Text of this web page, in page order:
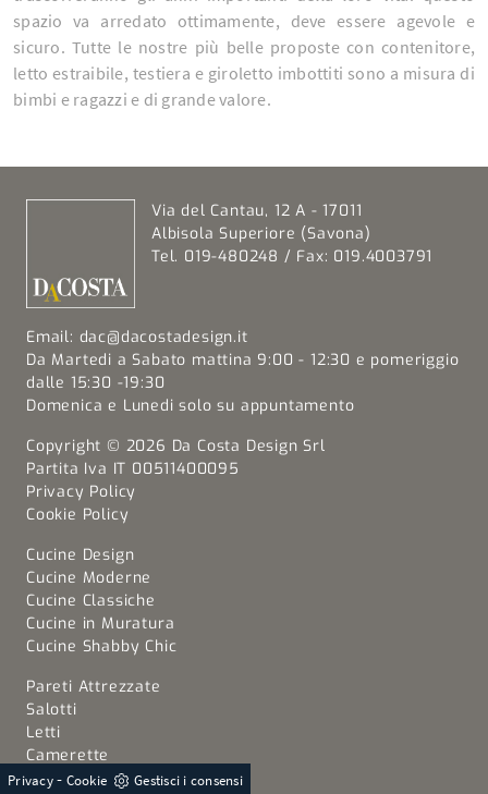
spazio va arredato ottimamente, deve essere agevole e
sicuro. Tutte le nostre più belle proposte con contenitore,
letto estraibile, testiera e giroletto imbottiti sono a misura di
bimbi e ragazzi e di grande valore.
Via del Cantau, 12 A - 17011
Albisola Superiore (Savona)
Tel. 019-480248 / Fax: 019.4003791
Email: dac@dacostadesign.it
Da Martedi a Sabato mattina 9:00 - 12:30 e pomeriggio
dalle 15:30 -19:30
Domenica e Lunedi solo su appuntamento
Copyright © 2026 Da Costa Design Srl
Partita Iva IT 00511400095
Privacy Policy
Cookie Policy
Cucine Design
Cucine Moderne
Cucine Classiche
Cucine in Muratura
Cucine Shabby Chic
Pareti Attrezzate
Salotti
Letti
Camerette
Armadi
Privacy- Cookie Gestisci i consensi